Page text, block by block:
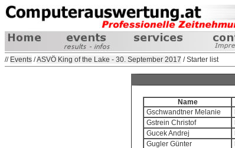
// Events /ASVÖ King of the Lake - 30. September 2017 / Starter list
Name
Gschwandtner Melanie
Gstrein Christof
Gucek Andrej
Gugler Günter